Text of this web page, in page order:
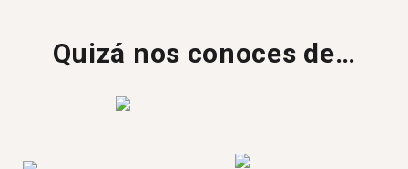
Quizá nos conoces de…